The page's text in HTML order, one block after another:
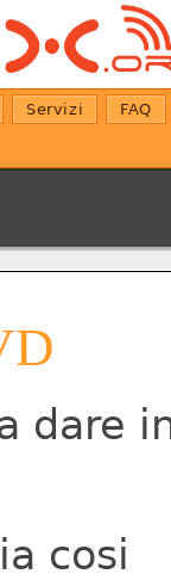
Servizi FAQ
dare
cosi